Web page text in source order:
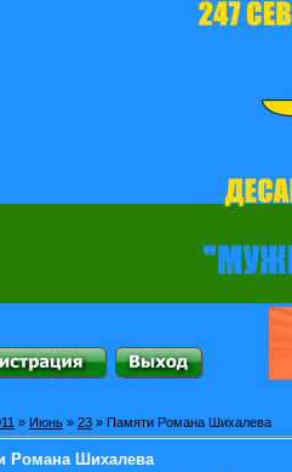
» Июнь » 23 » Памяти Романа Шихалева
Романа Шихалева